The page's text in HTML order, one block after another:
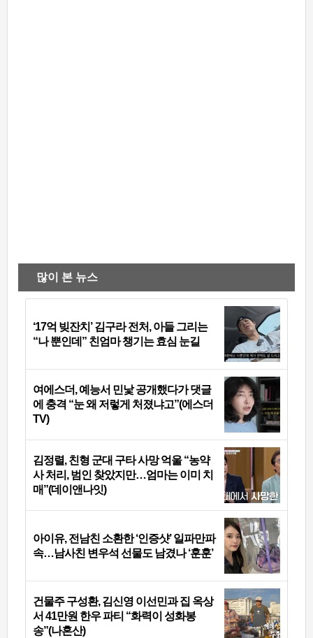
많이 본 뉴스
‘17억 빚잔치’ 김구라 전처, 아들 그리는
“나 뿐인데” 친엄마 챙기는 효심 눈길
여에스더, 예능서 민낯 공개했다가 댓글
에 충격 “눈 왜 저렇게 처졌냐고”(에스더
TV)
김정렬, 친형 군대 구타 사망 억울 “농약
사 처리, 범인 찾았지만…엄마는 이미 치
매”(데이앤나잇)
아이유, 전남친 소환한 ‘인증샷’ 일파만파
속…남사친 변우석 선물도 남겼나 ‘훈훈’
건물주 구성환, 김신영 이선민과 집 옥상
서 41만원 한우 파티 “화력이 성화봉
송”(나혼산)